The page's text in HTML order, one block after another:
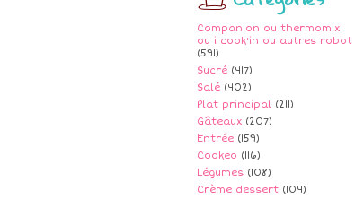
Companion ou thermomix
ou i cook'in ou autres robot
(591)
Sucré (417)
Salé (402)
Plat principal (211)
Gâteaux (207)
Entrée (159)
Cookeo (116)
Légumes (108)
Crème dessert (104)